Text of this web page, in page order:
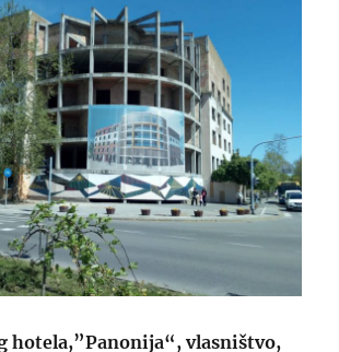
hotela,”Panonija“, vlasništvo,